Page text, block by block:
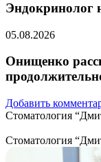
Эндокринолог
05.08.2026
Онищенко
Добавить
Стоматология
Стоматология